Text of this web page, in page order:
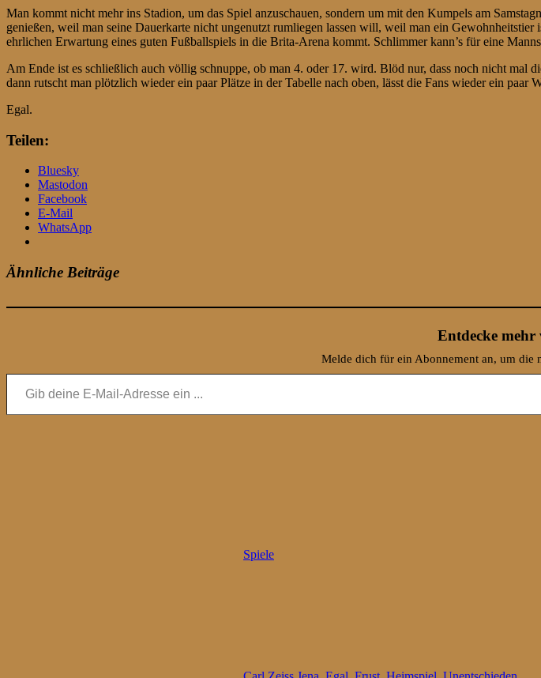
Man kommt nicht mehr ins Stadion, um das Spiel anzuschauen, sondern um mit den Kumpels am
genießen, weil man seine Dauerkarte nicht ungenutzt rumliegen lassen will, weil man ein
ehrlichen Erwartung eines guten Fußballspiels in die Brita-Arena kommt. Schlimmer kann’s für eine
Am Ende ist es schließlich auch völlig schnuppe, ob man 4. oder 17. wird. Blöd nur, dass noch nicht
dann rutscht man plötzlich wieder ein paar Plätze in der Tabelle nach oben, lässt die Fans wieder ein paar
Egal.
Teilen:
Bluesky
Mastodon
Facebook
E-Mail
WhatsApp
Ähnliche Beiträge
Entdecke mehr
Melde dich für ein Abonnement an, um die
Gib deine E-Mail-Adresse ein ...
Spiele